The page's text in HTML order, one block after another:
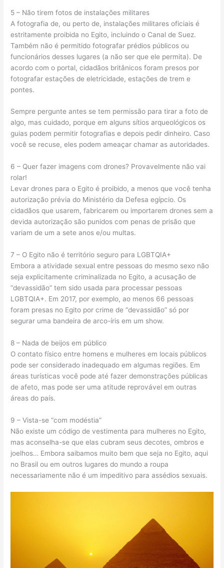
5 – Não tirem fotos de instalações militares
A fotografia de, ou perto de, instalações militares oficiais é
estritamente proibida no Egito, incluindo o Canal de Suez.
Também não é permitido fotografar prédios públicos ou
funcionários desses lugares (a não ser que ele permita). De
acordo com o portal, cidadãos britânicos foram presos por
fotografar estações de eletricidade, estações de trem e
pontes.
Sempre pergunte antes se tem permissão para tirar a foto de
algo, mas cuidado, porque em alguns sítios arqueológicos os
guias podem permitir fotografias e depois pedir dinheiro. Caso
você se recuse, eles podem ameaçar chamar as autoridades.
6 – Quer fazer imagens com drones? Provavelmente não vai
rolar!
Levar drones para o Egito é proibido, a menos que você tenha
autorização prévia do Ministério da Defesa egípcio. Os
cidadãos que usarem, fabricarem ou importarem drones sem a
devida autorização são punidos com penas de prisão que
variam de um a sete anos e/ou multas.
7 – O Egito não é território seguro para LGBTQIA+
Embora a atividade sexual entre pessoas do mesmo sexo não
seja explicitamente criminalizada no Egito, a acusação de
“devassidão” tem sido usada para processar pessoas
LGBTQIA+. Em 2017, por exemplo, ao menos 66 pessoas
foram presas no Egito por crime de “devassidão” só por
segurar uma bandeira de arco-íris em um show.
8 – Nada de beijos em público
O contato físico entre homens e mulheres em locais públicos
pode ser considerado inadequado em algumas regiões. Em
áreas turísticas você pode até fazer demonstrações públicas
de afeto, mas pode ser uma atitude reprovável em outras
áreas do país.
9 – Vista-se “com modéstia”
Não existe um código de vestimenta para mulheres no Egito,
mas aconselha-se que elas cubram seus decotes, ombros e
joelhos… Embora saibamos muito bem que seja no Egito, aqui
no Brasil ou em outros lugares do mundo a roupa
necessariamente não é um impeditivo para assédios sexuais.